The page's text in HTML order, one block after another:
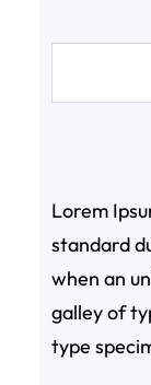
Lorem
standard
when an
galley of
type